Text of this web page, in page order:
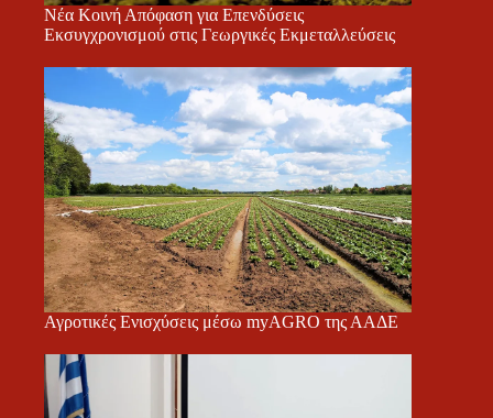
Νέα Κοινή Απόφαση για Επενδύσεις
Εκσυγχρονισμού στις Γεωργικές Εκμεταλλεύσεις
Αγροτικές Ενισχύσεις μέσω myAGRO της ΑΑΔΕ